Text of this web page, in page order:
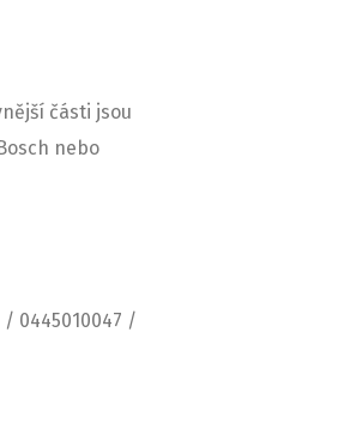
části jsou
nebo
/ 0445010047 /